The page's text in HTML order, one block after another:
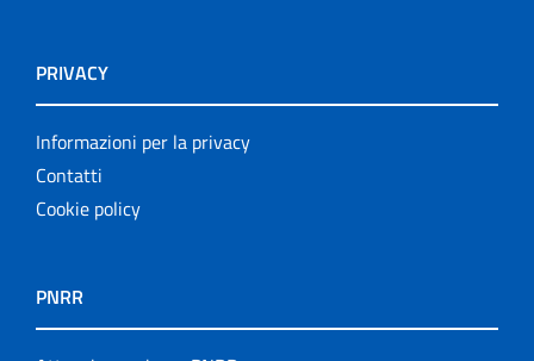
PRIVACY
Informazioni per la privacy
Contatti
Cookie policy
PNRR